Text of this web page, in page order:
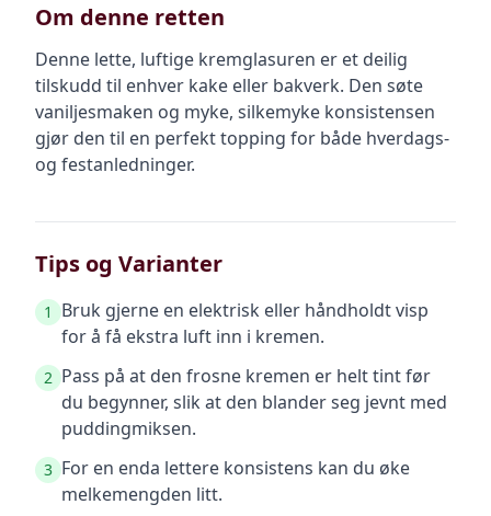
Om denne retten
Denne lette, luftige kremglasuren er et deilig
tilskudd til enhver kake eller bakverk. Den søte
vaniljesmaken og myke, silkemyke konsistensen
gjør den til en perfekt topping for både hverdags-
og festanledninger.
Tips og Varianter
1
Bruk gjerne en elektrisk eller håndholdt visp
for å få ekstra luft inn i kremen.
2 Pass på at den frosne kremen er helt tint før
du begynner, slik at den blander seg jevnt med
puddingmiksen.
3 For en enda lettere konsistens kan du øke
melkemengden litt.